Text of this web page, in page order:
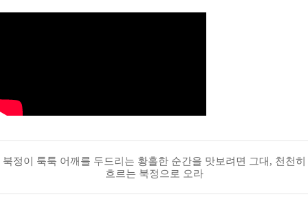
북정이 툭툭 어깨를 두드리는 황홀한 순간을 맛보려면 그대, 천천히
흐르는 북정으로 오라